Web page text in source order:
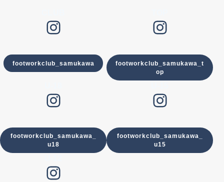
Instagram
footworkclub_samukawa
Instagram
footworkclub_samukawa_t
op
Instagram
footworkclub_samukawa_
u18
Instagram
footworkclub_samukawa_
u15
Instagram